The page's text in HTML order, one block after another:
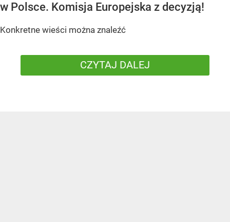
w Polsce. Komisja Europejska z decyzją!
Konkretne wieści można znaleźć
CZYTAJ DALEJ